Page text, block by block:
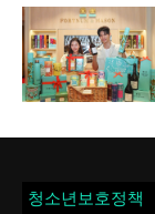
청소년보호정책